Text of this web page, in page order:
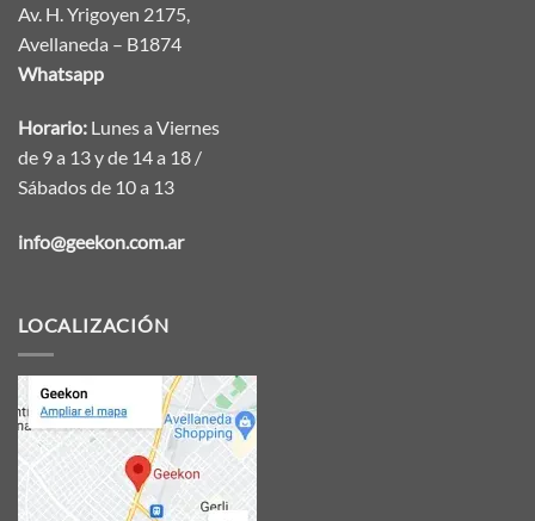
Av. H. Yrigoyen 2175,
Avellaneda – B1874
Whatsapp
Horario: Lunes a Viernes
de 9 a 13 y de 14 a 18 /
Sábados de 10 a 13
info@geekon.com.ar
LOCALIZACIÓN